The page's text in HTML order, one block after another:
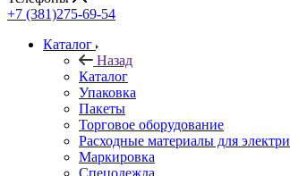
+7 (381)275-69-54
Каталог
Назад
Каталог
Упаковка
Пакеты
Торговое оборудование
Расходные материалы для
Маркировка
Спецодежда